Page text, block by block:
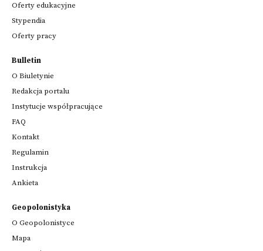
Oferty edukacyjne
Stypendia
Oferty pracy
Bulletin
O Biuletynie
Redakcja portalu
Instytucje współpracujące
FAQ
Kontakt
Regulamin
Instrukcja
Ankieta
Geopolonistyka
O Geopolonistyce
Mapa